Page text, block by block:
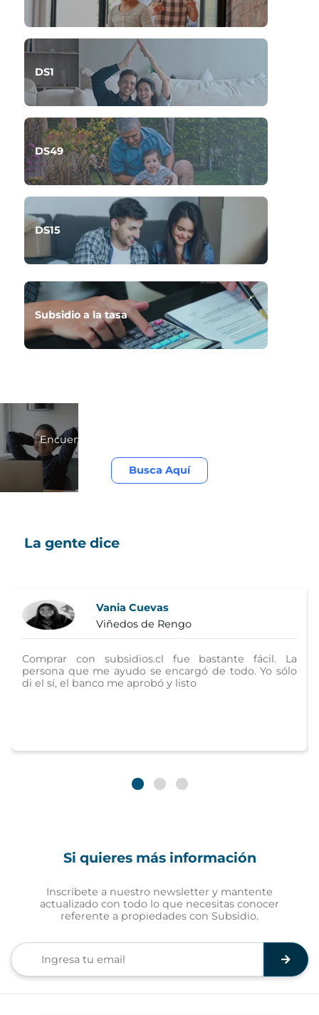
DS1
DS49
DS15
Subsidio a la tasa
Encuentra con tu renta la casa perfecta para ti
Busca Aquí
La gente dice
Vania Cuevas
Viñedos de Rengo
Comprar con subsidios.cl fue bastante fácil. La
persona que me ayudo se encargó de todo. Yo sólo
di el sí, el banco me aprobó y listo
Si quieres más información
Inscríbete a nuestro newsletter y mantente
actualizado con todo lo que necesitas conocer
referente a propiedades con Subsidio.